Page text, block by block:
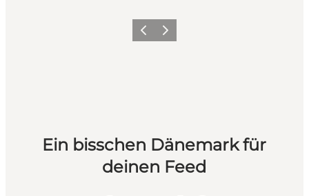
ZurückWeiter
Ein bisschen Dänemark für
deinen Feed